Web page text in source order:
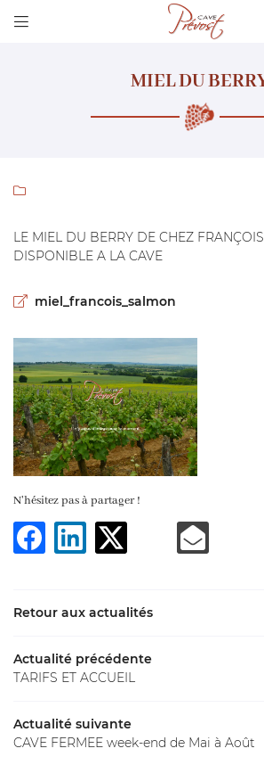

CAVE
Rafraîchir le captcha
à tout moment en utilisant
INSCRIPTION
MIEL DU

LE MIEL DU BERRY DE CHEZ
DISPONIBLE A LA CAVE
miel_francois_salmon
N'hésitez pas à partager !
Retour aux actualités
Actualité précédente
TARIFS ET ACCUEIL
Actualité suivante
CAVE FERMEE week-end de Mai à Août